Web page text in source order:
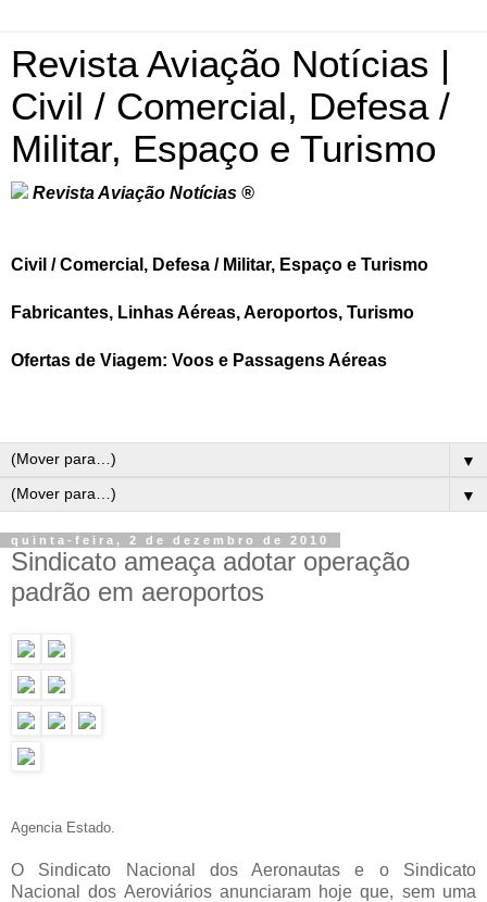
Revista Aviação Notícias |
Civil / Comercial, Defesa /
Militar, Espaço e Turismo
Revista Aviação Notícias ®
Civil / Comercial, Defesa / Militar, Espaço e Turismo
Fabricantes, Linhas Aéreas, Aeroportos, Turismo
Ofertas de Viagem: Voos e Passagens Aéreas
▼
▼
quinta-feira, 2 de dezembro de 2010
Sindicato ameaça adotar operação
padrão em aeroportos
Agencia Estado.
O Sindicato Nacional dos Aeronautas e o Sindicato
Nacional dos Aeroviários anunciaram hoje que, sem uma